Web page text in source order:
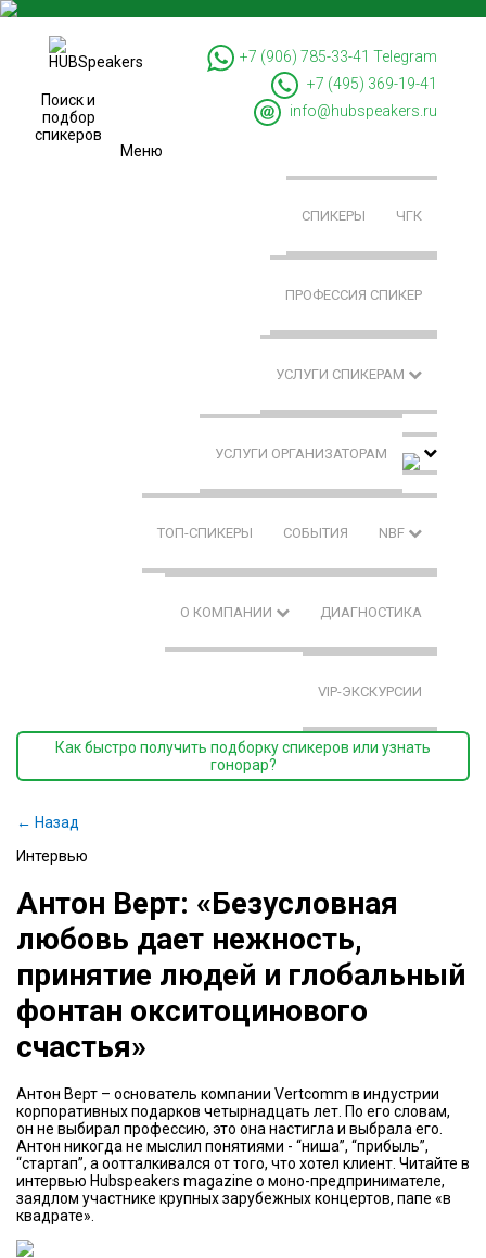
Поиск и
подбор
спикеров
+7 (906) 785-33-41 Telegram
+7 (495) 369-19-41
info@hubspeakers.ru
Меню
СПИКЕРЫ ЧГК
ПРОФЕССИЯ СПИКЕР
УСЛУГИ СПИКЕРАМ
УСЛУГИ ОРГАНИЗАТОРАМ
ТОП-СПИКЕРЫ СОБЫТИЯ NBF
О КОМПАНИИ ДИАГНОСТИКА
VIP-ЭКСКУРСИИ
Как быстро получить подборку спикеров или узнать
гонорар?
← Назад
Интервью
Антон Верт: «Безусловная
любовь дает нежность,
принятие людей и глобальный
фонтан окситоцинового
счастья»
Антон Верт – основатель компании Vertcomm в индустрии
корпоративных подарков четырнадцать лет. По его словам,
он не выбирал профессию, это она настигла и выбрала его.
Антон никогда не мыслил понятиями - “ниша”, “прибыль”,
“стартап”, а оотталкивался от того, что хотел клиент. Читайте в
интервью Hubspeakers magazine о моно-предпринимателе,
заядлом участнике крупных зарубежных концертов, папе «в
квадрате».